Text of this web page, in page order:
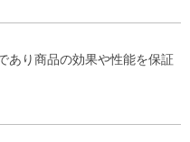
あり商品の効果や性能を保証